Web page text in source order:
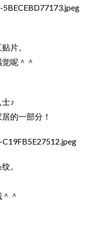
片。
呢＾＾
♪
的一部分！
。
＾